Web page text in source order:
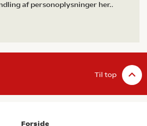
af personoplysninger her..
Til top
Forside